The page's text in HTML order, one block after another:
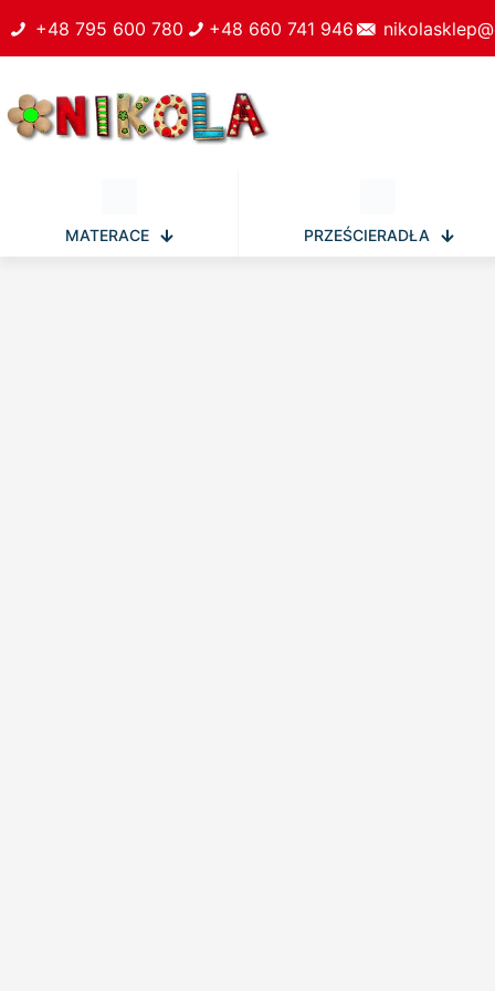
+48 795 600 780 +48 660 741 946
MATERACE PRZEŚCIERADŁA